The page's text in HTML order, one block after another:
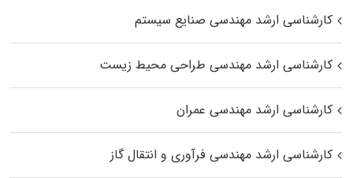
کارشناسی ارشد مهندسی صنایع سیستم
کارشناسی ارشد مهندسی طراحی محیط زیست
کارشناسی ارشد مهندسی عمران
کارشناسی ارشد مهندسی فرآوری و انتقال گاز